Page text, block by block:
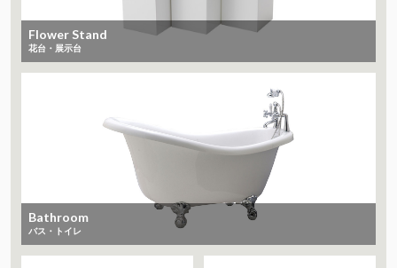
Flower Stand
花台・展示台
Bathroom
バス・トイレ